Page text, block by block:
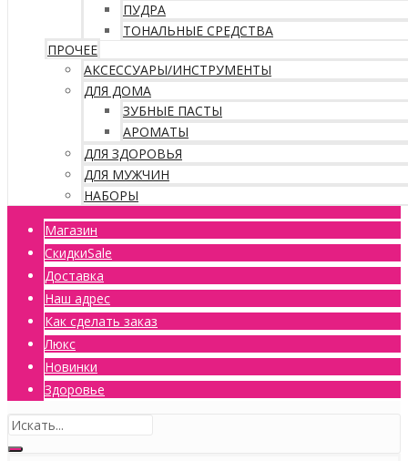
ПУДРА
ТОНАЛЬНЫЕ СРЕДСТВА
ПРОЧЕЕ
АКСЕССУАРЫ/ИНСТРУМЕНТЫ
ДЛЯ ДОМА
ЗУБНЫЕ ПАСТЫ
АРОМАТЫ
ДЛЯ ЗДОРОВЬЯ
ДЛЯ МУЖЧИН
НАБОРЫ
Магазин
СкидкиSale
Доставка
Наш адрес
Как сделать заказ
Люкс
Новинки
Здоровье